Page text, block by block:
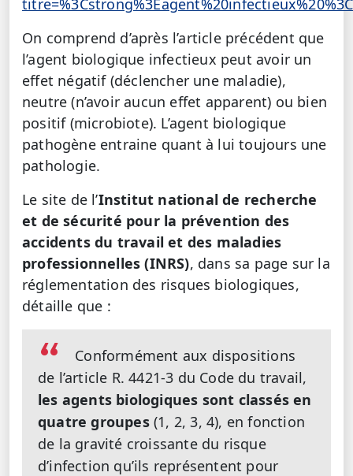
On comprend d’après l’article précédent que
l’agent biologique infectieux peut avoir un
effet négatif (déclencher une maladie),
neutre (n’avoir aucun effet apparent) ou bien
positif (microbiote). L’agent biologique
pathogène entraine quant à lui toujours une
pathologie.
Le site de l’Institut national de recherche
et de sécurité pour la prévention des
accidents du travail et des maladies
professionnelles (INRS), dans sa page sur la
réglementation des risques biologiques,
détaille que :
Conformément aux dispositions
de l’article R. 4421-3 du Code du travail,
les agents biologiques sont classés en
quatre groupes(1, 2, 3, 4), en fonction
de la gravité croissante du risque
d’infection qu’ils représentent pour